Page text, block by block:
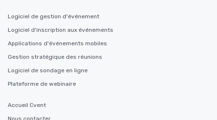
Logiciel de gestion d'événement
Logiciel d'inscription aux événements
Applications d'événements mobiles
Gestion stratégique des réunions
Logiciel de sondage en ligne
Plateforme de webinaire
Accueil Cvent
Nous contacter